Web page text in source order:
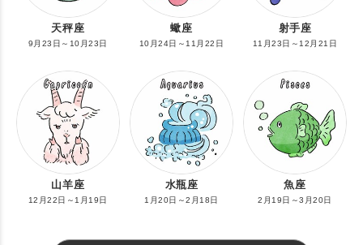
天秤座
9月23日～10月23日
蠍座
10月24日～11月22日
射手座
11月23日～12月21日
山羊座
12月22日～1月19日
水瓶座
1月20日～2月18日
魚座
2月19日～3月20日